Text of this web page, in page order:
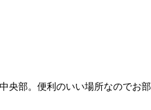
央部。便利のいい場所なのでお部